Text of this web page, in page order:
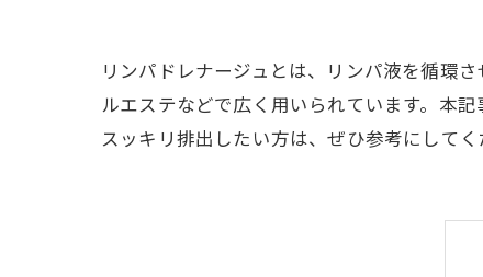
リンパドレナージュとは、リンパ液を循環
ルエステなどで広く用いられています。本
スッキリ排出したい方は、ぜひ参考にしてく